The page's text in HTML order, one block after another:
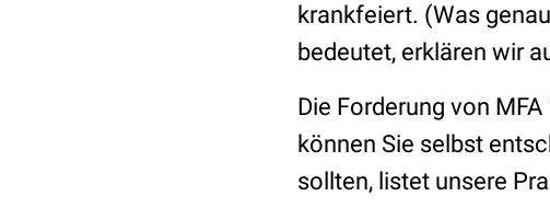
krankfeiert. (Was
bedeutet, erklären wir
Die Forderung von
können Sie selbst
sollten, listet unsere